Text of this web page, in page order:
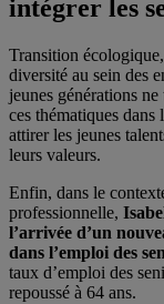
intégrer les
Transition
diversité au sein des
jeunes générations
ces thématiques
attirer les jeunes
leurs valeurs.
Enfin, dans le
professionnelle,
l’arrivée d’un
dans l’emploi des
taux d’emploi des
repoussé à 64 ans.